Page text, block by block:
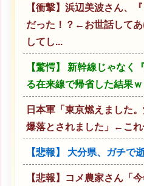
【衝撃】浜辺美波さん、
だった！？←お世話して
してし...
【驚愕】 新幹線じゃなく
る在来線で帰省した結果
日本軍「東京燃えました
爆落とされました」←これ
【悲報】 大分県、ガチで
【悲報】コメ農家さん「